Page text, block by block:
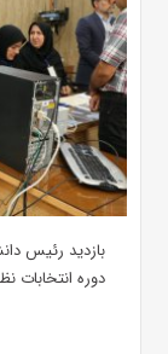
بازدید رئیس
دوره انتخابات